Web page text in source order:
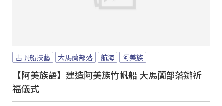
古帆船技藝 大馬蘭部落 航海 阿美族
【阿美族語】建造阿美族竹帆船 大馬蘭部落辦祈
福儀式